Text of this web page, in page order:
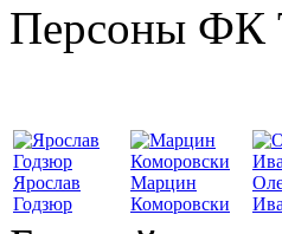
Персоны ФК
Ярослав
Годзюр
Марцин
Коморовски